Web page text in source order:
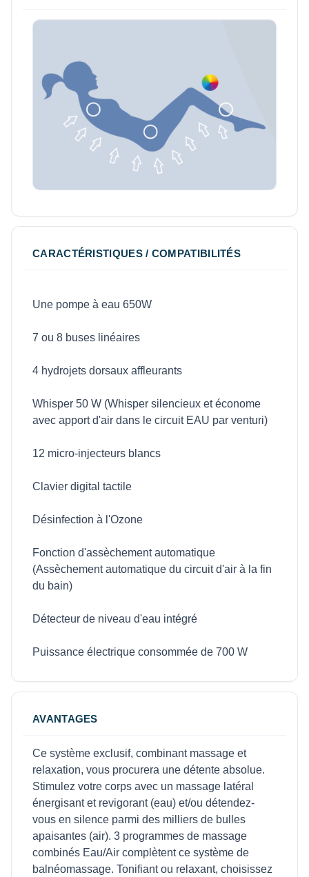
CARACTÉRISTIQUES / COMPATIBILITÉS
Une pompe à eau 650W
7 ou 8 buses linéaires
4 hydrojets dorsaux affleurants
Whisper 50 W (Whisper silencieux et économe
avec apport d'air dans le circuit EAU par venturi)
12 micro-injecteurs blancs
Clavier digital tactile
Désinfection à l'Ozone
Fonction d'assèchement automatique
(Assèchement automatique du circuit d'air à la fin
du bain)
Détecteur de niveau d'eau intégré
Puissance électrique consommée de 700 W
AVANTAGES
Ce système exclusif, combinant massage et
relaxation, vous procurera une détente absolue.
Stimulez votre corps avec un massage latéral
énergisant et revigorant (eau) et/ou détendez-
vous en silence parmi des milliers de bulles
apaisantes (air). 3 programmes de massage
combinés Eau/Air complètent ce système de
balnéomassage. Tonifiant ou relaxant, choisissez